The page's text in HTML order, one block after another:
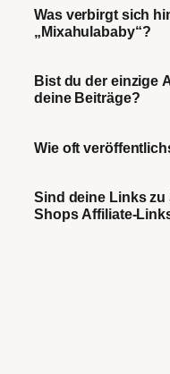
Was verbirgt sich
„Mixahulababy“?
Bist du der einzige
deine Beiträge?
Wie oft
Sind deine Links
Shops Affiliate-